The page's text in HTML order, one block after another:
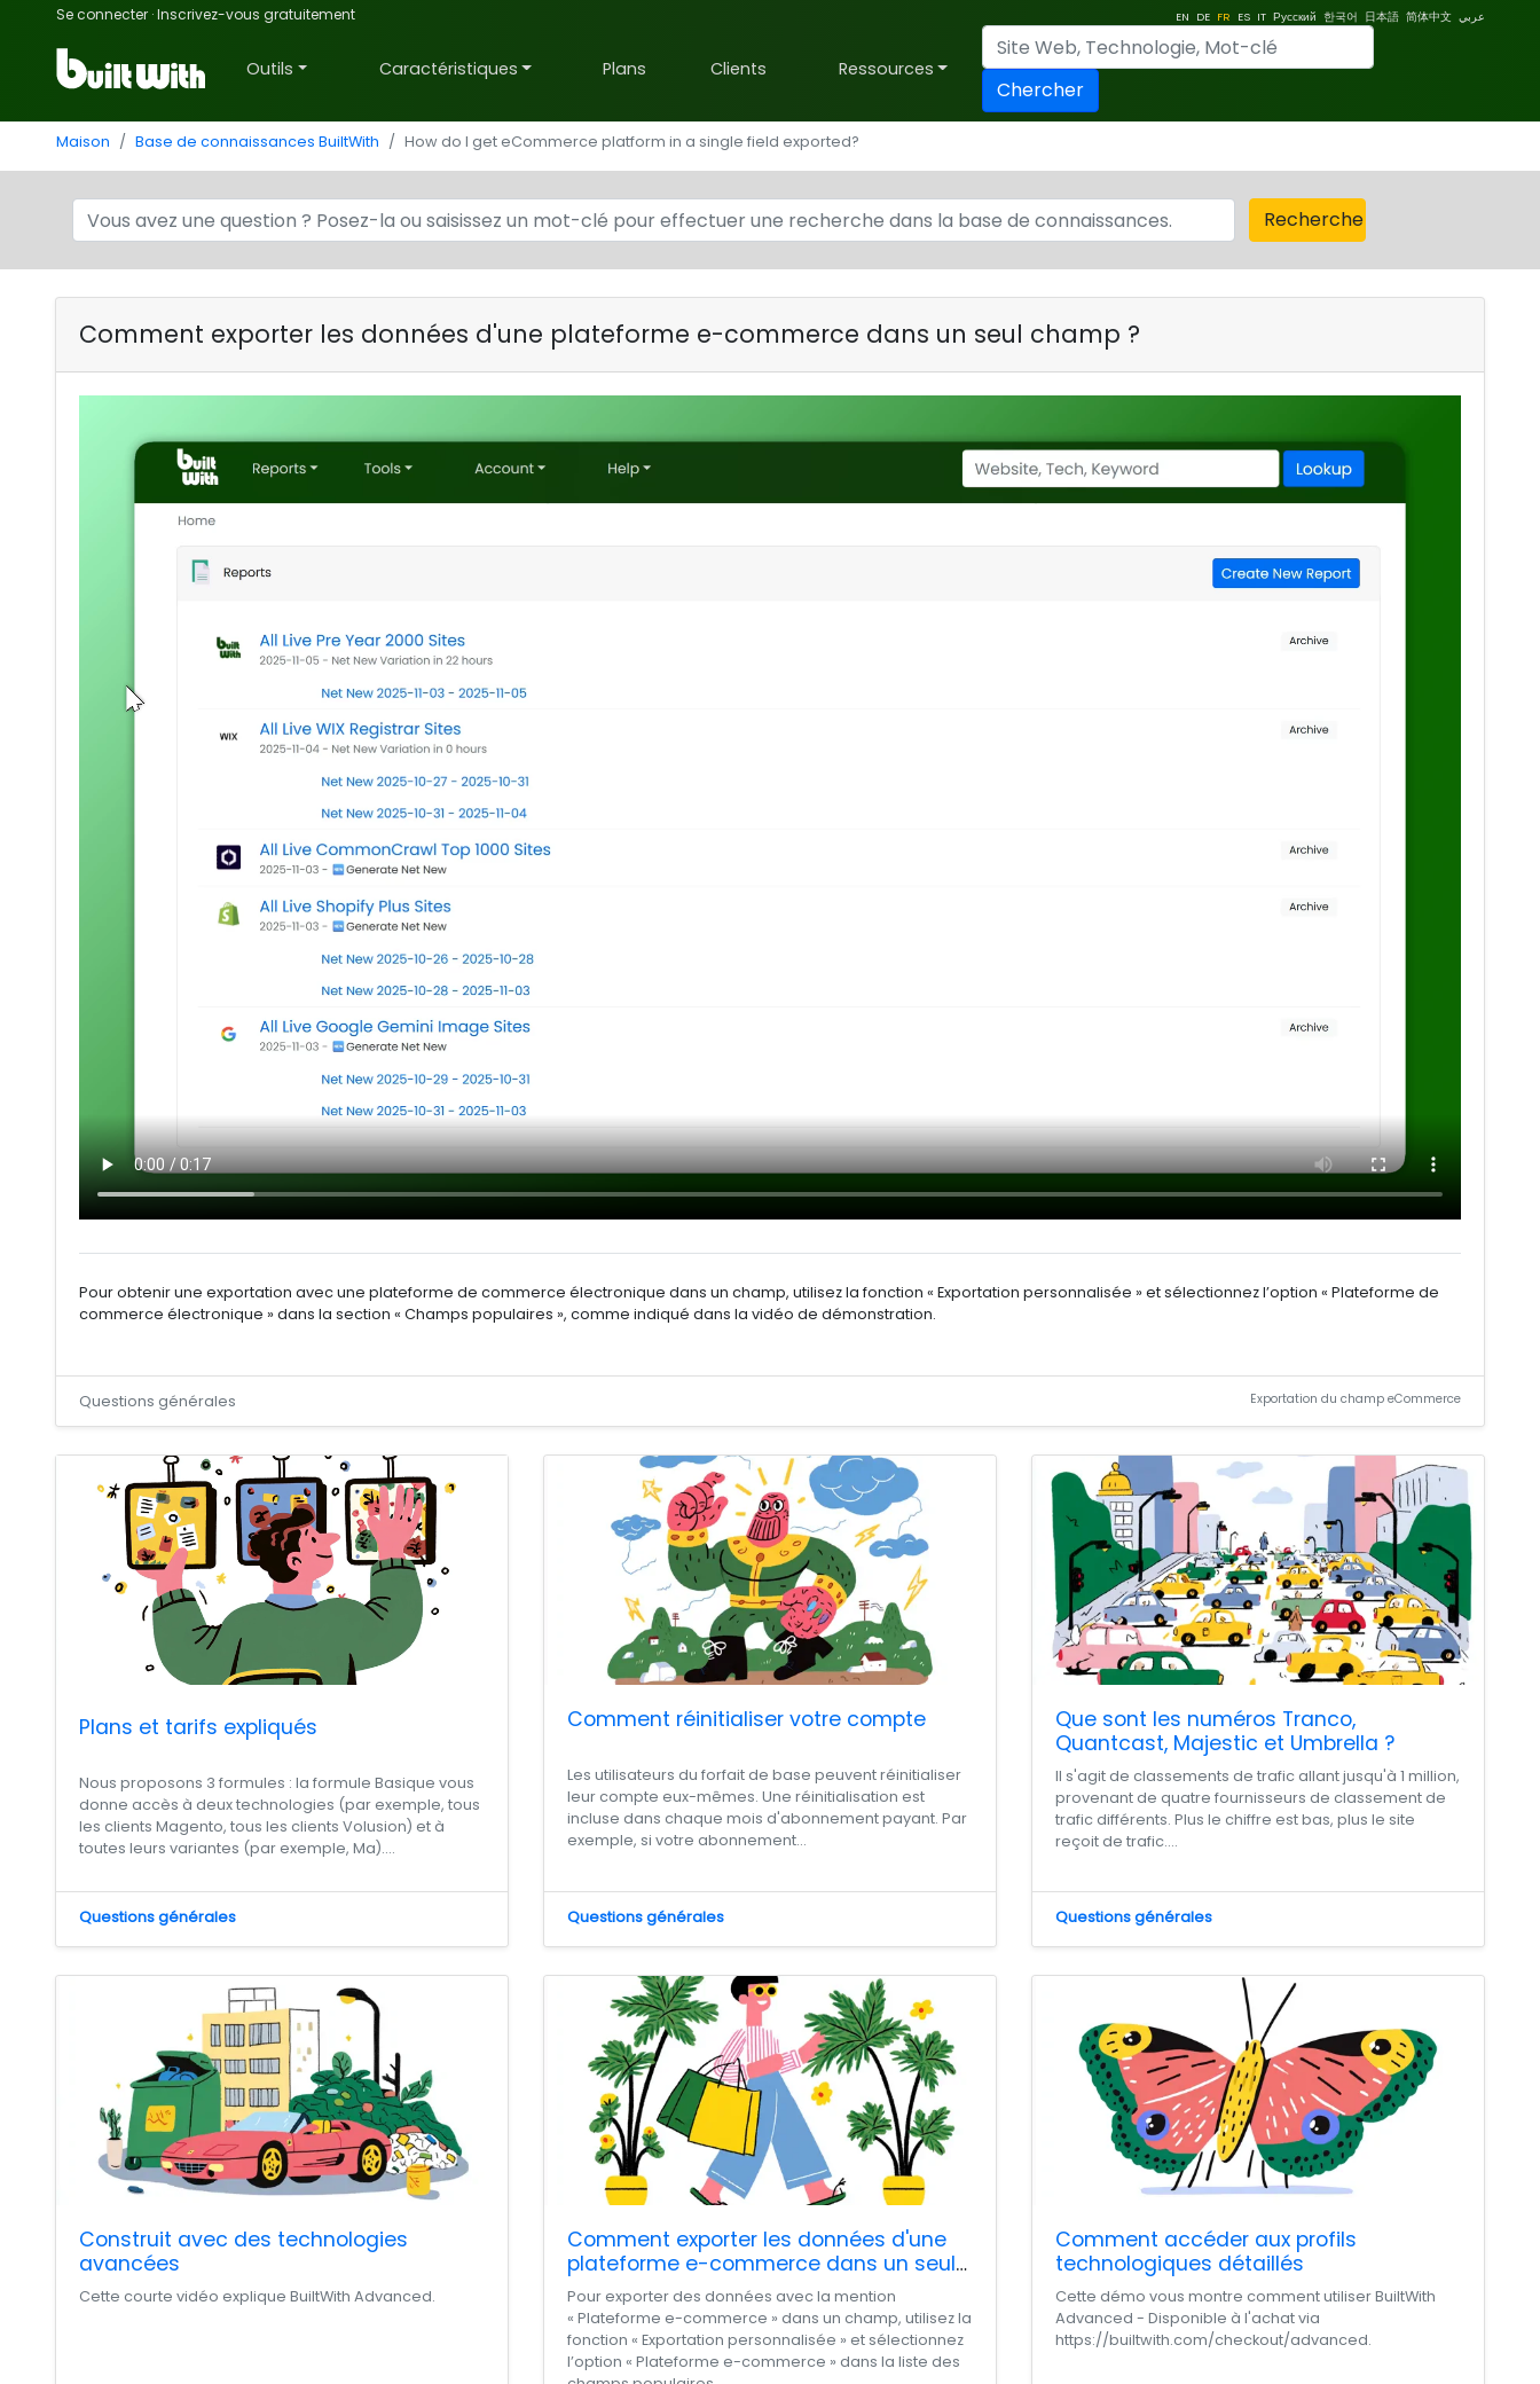
Se connecter ·Inscrivez-vous gratuitement EN DE FR ES IT Русский 한국어 日本語 简体中文 عربي
Outils Caractéristiques Plans Clients Ressources
Chercher
Maison Base de connaissances BuiltWith How do I get eCommerce platform in a single field exported?
Recherche
Comment exporter les données d'une plateforme e-commerce dans un seul champ ?
Pour obtenir une exportation avec une plateforme de commerce électronique dans un champ, utilisez la fonction « Exportation personnalisée » et sélectionnez l’option « Plateforme de
commerce électronique » dans la section « Champs populaires », comme indiqué dans la vidéo de démonstration.
Questions générales Exportation du champ eCommerce
Plans et tarifs expliqués
Nous proposons 3 formules : la formule Basique vous
donne accès à deux technologies (par exemple, tous
les clients Magento, tous les clients Volusion) et à
toutes leurs variantes (par exemple, Ma)....
Questions générales
Comment réinitialiser votre compte
Les utilisateurs du forfait de base peuvent réinitialiser
leur compte eux-mêmes. Une réinitialisation est
incluse dans chaque mois d'abonnement payant. Par
exemple, si votre abonnement...
Questions générales
Que sont les numéros Tranco,
Quantcast, Majestic et Umbrella ?
Il s'agit de classements de trafic allant jusqu'à 1 million,
provenant de quatre fournisseurs de classement de
trafic différents. Plus le chiffre est bas, plus le site
reçoit de trafic....
Questions générales
Construit avec des technologies
avancées
Cette courte vidéo explique BuiltWith Advanced.
Comment exporter les données d'une
plateforme e-commerce dans un seul
champ ?
Pour exporter des données avec la mention
« Plateforme e-commerce » dans un champ, utilisez la
fonction « Exportation personnalisée » et sélectionnez
l’option « Plateforme e-commerce » dans la liste des
Comment accéder aux profils
technologiques détaillés
Cette démo vous montre comment utiliser BuiltWith
Advanced - Disponible à l'achat via
https://builtwith.com/checkout/advanced.